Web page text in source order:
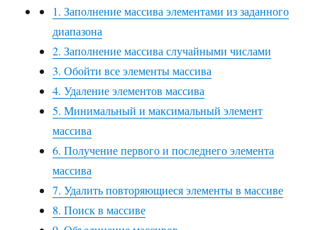
1. Заполнение массива элементами из заданного
диапазона
2. Заполнение массива случайными числами
3. Обойти все элементы массива
4. Удаление элементов массива
5. Минимальный и максимальный элемент
массива
6. Получение первого и последнего элемента
массива
7. Удалить повторяющиеся элементы в массиве
8. Поиск в массиве